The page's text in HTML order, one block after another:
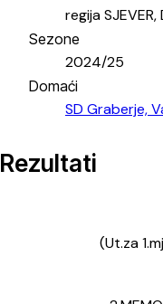
regija
Sezone
2024/25
Domaći
SD Graberje,
Rezultati
(Ut.za